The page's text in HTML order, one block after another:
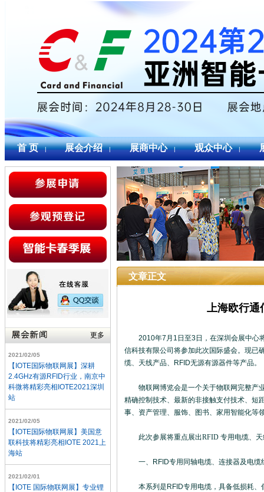
首 页 | 展会介绍 | 展商中心 | 观众中心 |
更多
2021/02/05
【IOTE国际物联网展】深耕
2.4GHz有源RFID行业，南京中
科微将精彩亮相IOTE2021深圳
站
2021/02/05
【IOTE国际物联网展】美国意
联科技将精彩亮相IOTE 2021上
海站
2021/02/01
【IOTE 国际物联网展】专业锂
文章正文
上海欧行通
2010年7月1日至3日，在深圳会展中心将
信科技有限公司将参加此次国际盛会。现已
缆、天线产品、RFID无源有源器件等产品。
物联网博览会是一个关于物联网完整产业
精确控制技术、最新的非接触支付技术、短
事、资产管理、服饰、图书、家用智能化等
此次参展将重点展出RFID 专用电缆、
一、RFID专用同轴电缆、连接器及电缆
本系列是RFID专用电缆，具备低损耗、